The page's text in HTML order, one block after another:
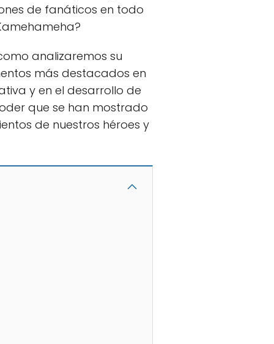
de fanáticos en todo
analizaremos su
más destacados en
y en el desarrollo de
que se han mostrado
de nuestros héroes y